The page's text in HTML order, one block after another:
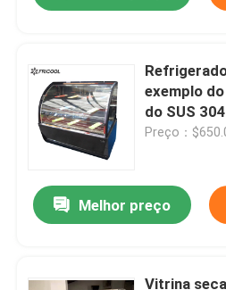
exemplo
do SUS
CU.FT do
Preço：
Melhor preço
Vitrina